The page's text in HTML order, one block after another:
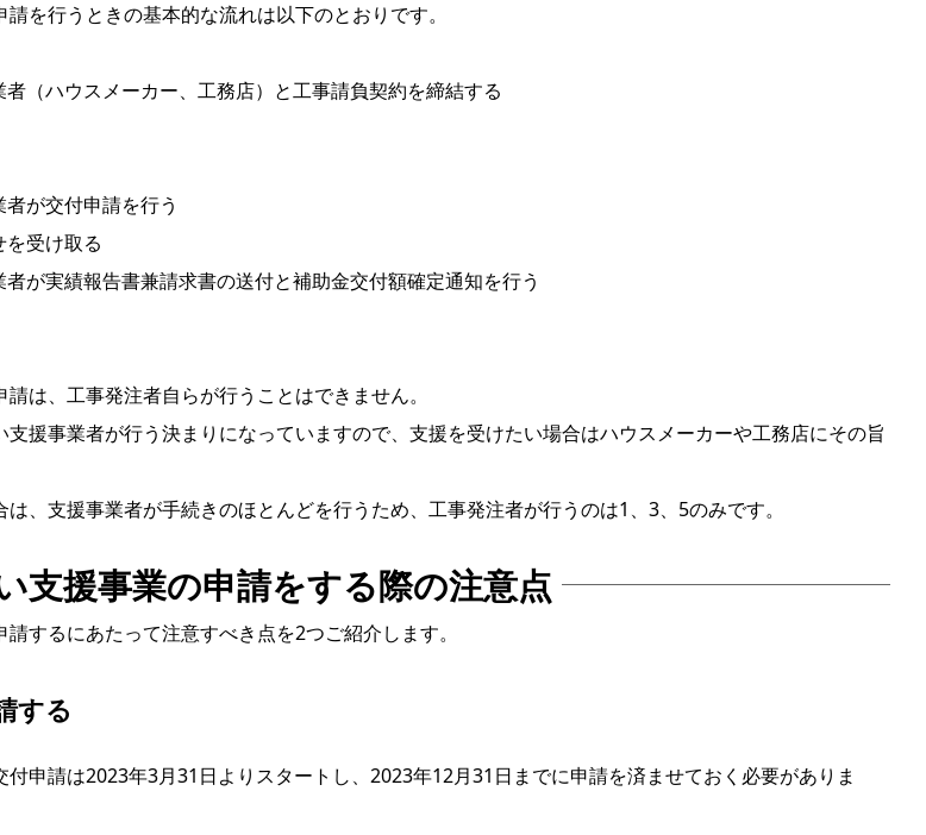
を行うときの基本的な流れは以下のとおりです。
（ハウスメーカー、工務店）と工事請負契約を締結する
が交付申請を行う
受け取る
が実績報告書兼請求書の送付と補助金交付額確定通知を行う
は、工事発注者自らが行うことはできません。
援事業者が行う決まりになっていますので、支援を受けたい場合はハウスメーカーや工務店にその旨
、支援事業者が手続きのほとんどを行うため、工事発注者が行うのは1、3、5のみです。
支援事業の申請をする際の注意点
するにあたって注意すべき点を2つご紹介します。
する
申請は2023年3月31日よりスタートし、2023年12月31日までに申請を済ませておく必要がありま